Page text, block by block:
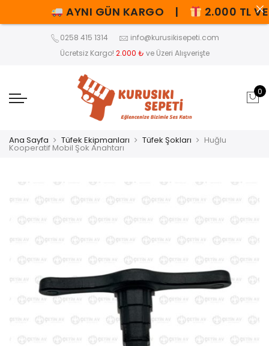
0258 415 1314
info@kurusikisepeti.com
Ücretsiz Kargo! 2.000 ₺ ve Üzeri Alışverişte
0
Ana Sayfa Tüfek Ekipmanları Tüfek Şokları Huğlu
Kooperatif Mobil Şok Anahtarı
AYNI GÜN KARGO | 2.000 TL VE